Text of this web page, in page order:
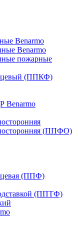
Benarmo
Benarmo
пожарные
(ППКФ)
Benarmo
(ППФО)
(ППФ)
(ППТФ)